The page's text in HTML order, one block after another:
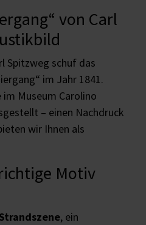
von Carl
Spitzweg schuf das
im Jahr 1841.
Museum Carolino
– einen Nachdruck
wir Ihnen als
Motiv
, ein